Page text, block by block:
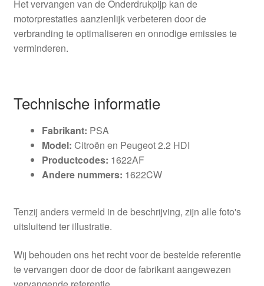
Het vervangen van de Onderdrukpijp kan de
motorprestaties aanzienlijk verbeteren door de
verbranding te optimaliseren en onnodige emissies te
verminderen.
Technische informatie
Fabrikant: PSA
Model: Citroën en Peugeot 2.2 HDI
Productcodes: 1622AF
Andere nummers: 1622CW
Tenzij anders vermeld in de beschrijving, zijn alle foto's
uitsluitend ter illustratie.
Wij behouden ons het recht voor de bestelde referentie
te vervangen door de door de fabrikant aangewezen